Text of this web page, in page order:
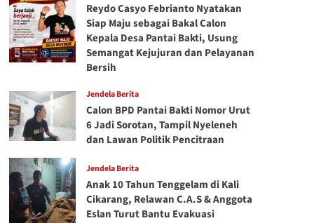
Reydo Casyo Febrianto Nyatakan
Siap Maju sebagai Bakal Calon
Kepala Desa Pantai Bakti, Usung
Semangat Kejujuran dan Pelayanan
Bersih
Jendela Berita
Calon BPD Pantai Bakti Nomor Urut
6 Jadi Sorotan, Tampil Nyeleneh
dan Lawan Politik Pencitraan
Jendela Berita
Anak 10 Tahun Tenggelam di Kali
Cikarang, Relawan C.A.S & Anggota
Eslan Turut Bantu Evakuasi